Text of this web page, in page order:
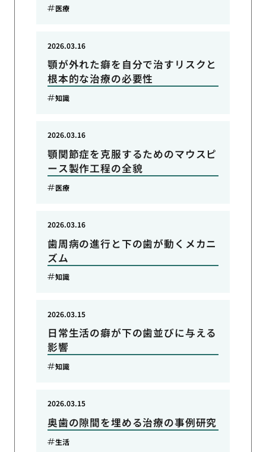
医療
顎が外れた癖を自分で治すリスクと
根本的な治療の必要性
2026.03.16
知識
顎関節症を克服するためのマウスピ
ース製作工程の全貌
2026.03.16
医療
歯周病の進行と下の歯が動くメカニ
ズム
2026.03.16
知識
日常生活の癖が下の歯並びに与える
影響
2026.03.15
知識
奥歯の隙間を埋める治療の事例研究
2026.03.15
生活